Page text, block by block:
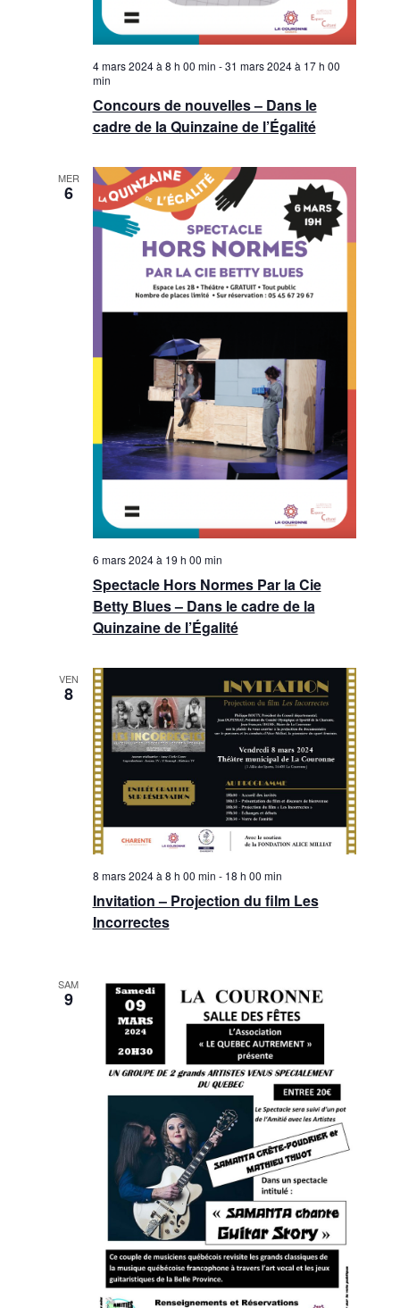
Concours de nouvelles – Dans le
cadre de la Quinzaine de l’Égalité
4 mars 2024 à 8 h 00 min -31 mars 2024 à 17 h 00
min
MER
6
Spectacle Hors Normes Par la Cie
Betty Blues – Dans le cadre de la
Quinzaine de l’Égalité
6 mars 2024 à 19 h 00 min
VEN
8
Invitation – Projection du film Les
Incorrectes
8 mars 2024 à 8 h 00 min - 18 h 00 min
SAM
9